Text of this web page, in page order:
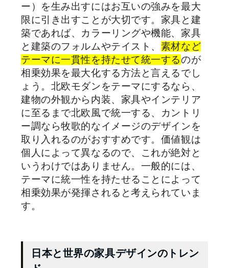
ー）を生み出すにはお互いの強みを最大
限に引き出すことが大切です。家具と建
築であれば、カラーリングや機能、家具
と建築のフォルムやテイスト、 素材など
テーマに一貫性を持たせて統一するのが
相乗効果を最大化する方法と言えるでし
ょう。北欧モダンをテーマにするなら、
建物の外観から内装、家具やインテリア
に至るまで北欧風で統一する、カントリ
ー調なら牧歌的なイメージのデザインを
取り入れるのがおすすめです。価値観は
個人によって異なるので、これが絶対と
いうわけではありません。一般的には、
テーマに統一性を持たせることによって
相乗効果が発揮されると考えられていま
す。
日本と世界の家具デザインのトレン